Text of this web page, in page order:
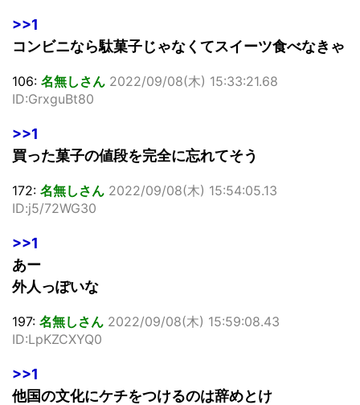
>>1
コンビニなら駄菓子じゃなくてスイーツ食べなきゃ
106: 名無しさん 2022/09/08(木) 15:33:21.68
ID:GrxguBt80
>>1
買った菓子の値段を完全に忘れてそう
172: 名無しさん 2022/09/08(木) 15:54:05.13
ID:j5/72WG30
>>1
あー
外人っぽいな
197: 名無しさん 2022/09/08(木) 15:59:08.43
ID:LpKZCXYQ0
>>1
他国の文化にケチをつけるのは辞めとけ